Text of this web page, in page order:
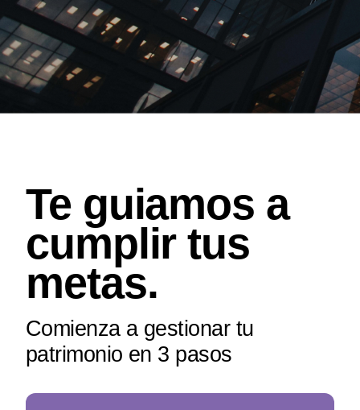
51934026949
Te guiamos a
cumplir tus
metas.
Comienza a gestionar tu
patrimonio en 3 pasos